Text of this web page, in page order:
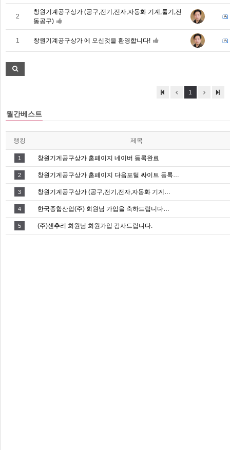
2
창원기계공구상가 (공구,전기,전자,자동화 기계,툴기,전
동공구)
1 창원기계공구상가 에 오신것을 환영합니다!
1
월간베스트
랭킹 제목
1 창원기계공구상가 홈페이지 네이버 등록완료
2 창원기계공구상가 홈페이지 다음포털 싸이트 등록…
3 창원기계공구상가 (공구,전기,전자,자동화 기계…
4 한국종합산업(주) 회원님 가입을 축하드립니다…
5 (주)센추리 회원님 회원가입 감사드립니다.